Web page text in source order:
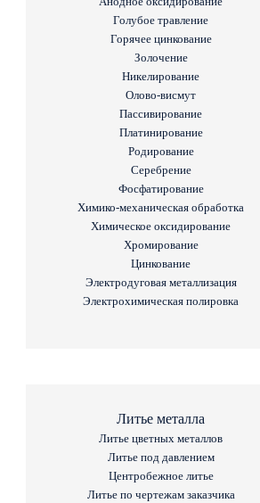
Голубое травление
Горячее цинкование
Золочение
Никелирование
Олово-висмут
Пассивирование
Платинирование
Родирование
Серебрение
Фосфатирование
Химико-механическая обработка
Химическое оксидирование
Хромирование
Цинкование
Электродуговая металлизация
Электрохимическая полировка
Литье металла
Литье цветных металлов
Литье под давлением
Центробежное литье
Литье по чертежам заказчика